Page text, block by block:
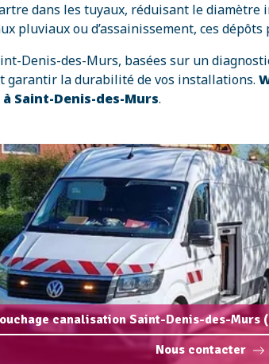
dans les tuyaux, réduisant le diamètre
pluviaux ou d’assainissement, ces
Denis-des-Murs, basées sur un
la durabilité de vos installations.
Saint-Denis-des-Murs.
canalisation Saint-Denis-des-Murs
Nous contacter